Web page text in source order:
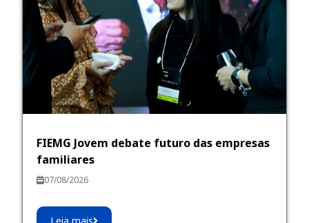
FIEMG Jovem debate futuro das empresas
familiares
07/08/2026
Leia mais